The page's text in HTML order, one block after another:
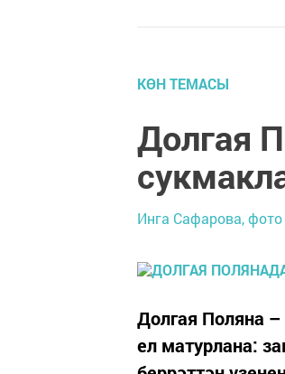
КӨН ТЕМАСЫ
Долгая
Инга Сафарова, фото
Долгая Поляна
ел матурлана: